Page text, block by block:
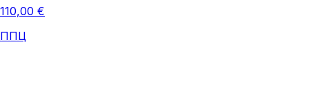
110,00 €
ППЦ